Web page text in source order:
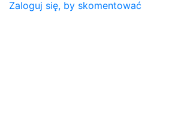
Zaloguj się, by skomentować